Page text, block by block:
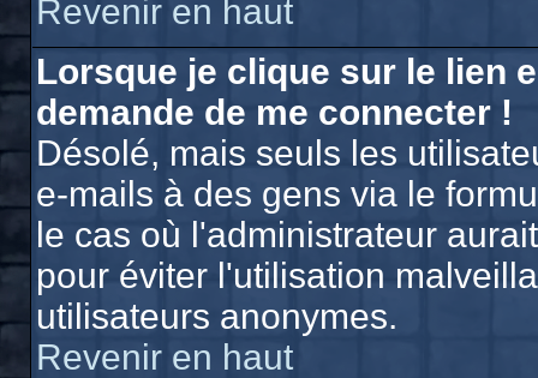
Revenir en haut
Lorsque je clique sur le lien
demande de me connecter !
Désolé, mais seuls les
e-mails à des gens via le
le cas où l'administrateur
pour éviter l'utilisation
utilisateurs anonymes.
Revenir en haut